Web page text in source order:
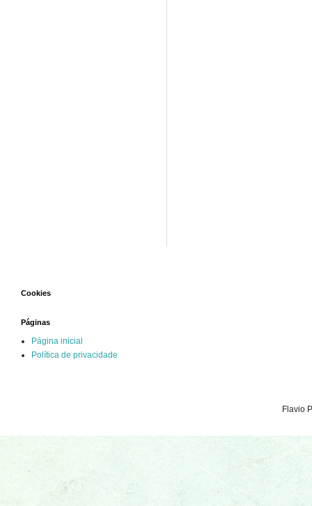
Cookies
Páginas
Página inicial
Política de privacidade
Flavio